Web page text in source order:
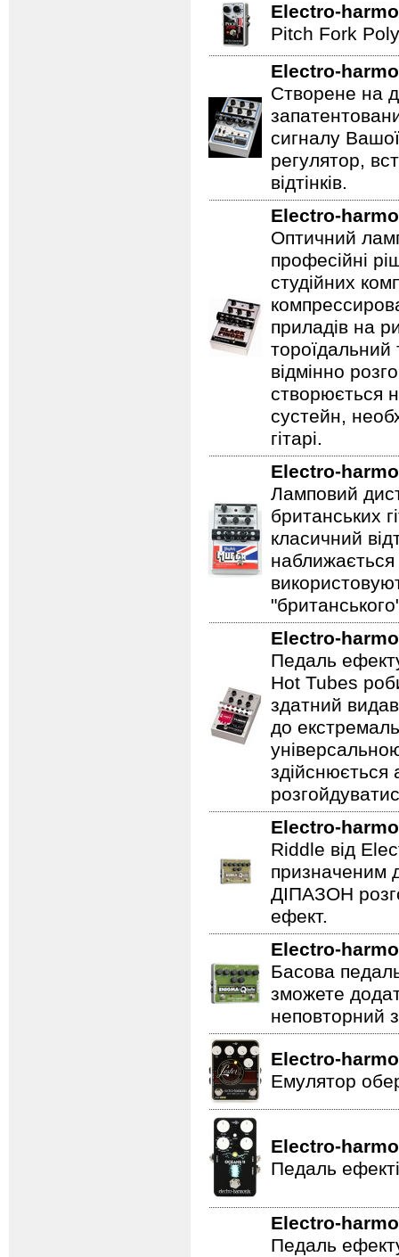
Electro-
Pitch Fork
Electro-
Створене на
сигналу
регулятор,
відтінків.
Electro-
Оптичний
професійні
студійних
приладів на
відмінно
створюється
сустейн,
гітарі.
Electro-
Ламповий
британських
класичний
Electro-
Педаль
Hot Tubes
здатний
до
Electro-
Riddle від
призначеним
ДІПАЗОН
ефект.
Electro-
Басова
зможете
неповторний
Electro-
Емулятор
Electro-
Педаль
Electro-
Педаль